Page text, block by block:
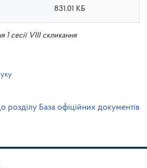
831.01 КБ
1 сесії VIII скликання
розділу База офіційних документів